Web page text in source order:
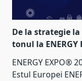
De la strategie
tonul la ENERGY
ENERGY EXPO®
Estul Europei